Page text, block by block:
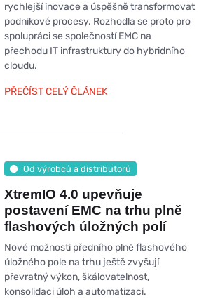
rychlejší inovace a úspěšně transformovat
podnikové procesy. Rozhodla se proto pro
spolupráci se společností EMC na
přechodu IT infrastruktury do hybridního
cloudu.
PŘEČÍST CELÝ ČLÁNEK
Od výrobců a distributorů
XtremIO 4.0 upevňuje
postavení EMC na trhu plně
flashových úložných polí
Nové možnosti předního plně flashového
úložného pole na trhu ještě zvyšují
převratný výkon, škálovatelnost,
konsolidaci úloh a automatizaci.